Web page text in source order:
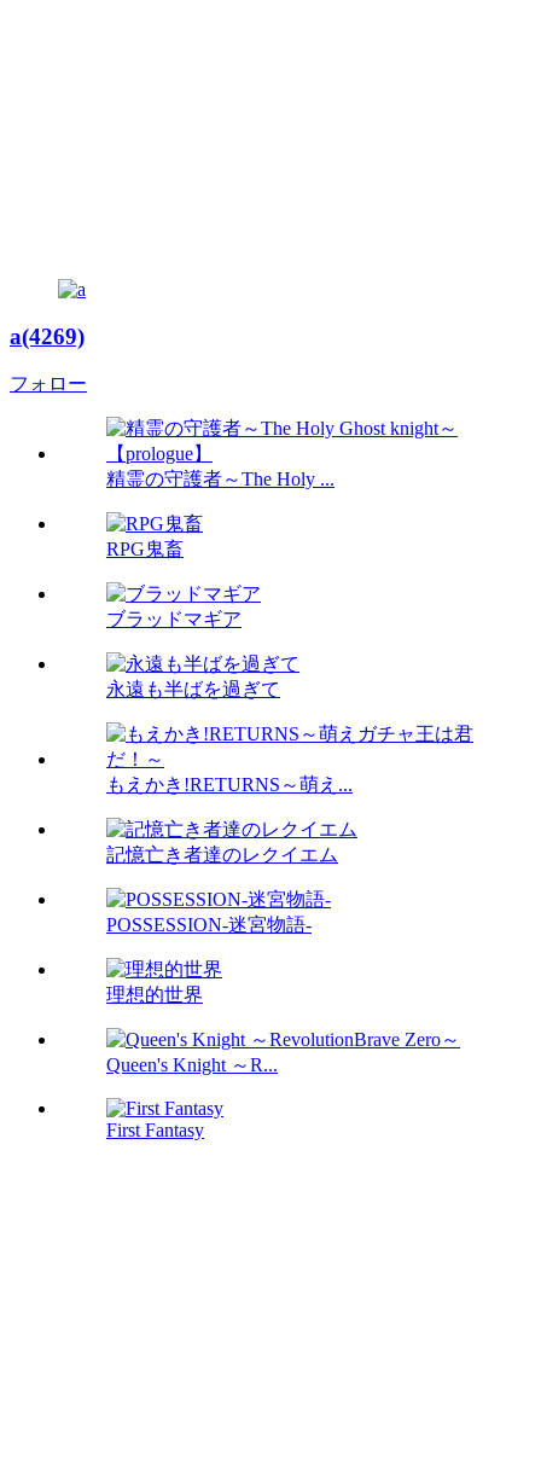
a(4269)
フォロー
精霊の守護者～The Holy ...
RPG鬼畜
ブラッドマギア
永遠も半ばを過ぎて
もえかき!RETURNS～萌え...
記憶亡き者達のレクイエム
POSSESSION-迷宮物語-
理想的世界
Queen's Knight ～R...
First Fantasy